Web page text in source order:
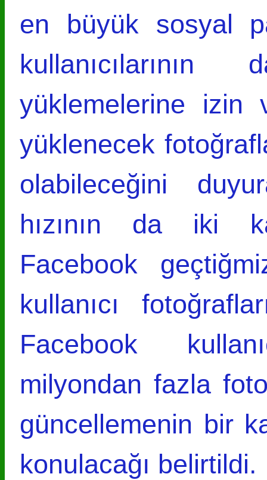
en büyük sosyal
yüklemelerine izin
yüklenecek
olabileceğini
hızının da iki
Facebook
kullanıcı
Facebook
milyondan fazla
güncellemenin bir
konulacağı belirtildi.